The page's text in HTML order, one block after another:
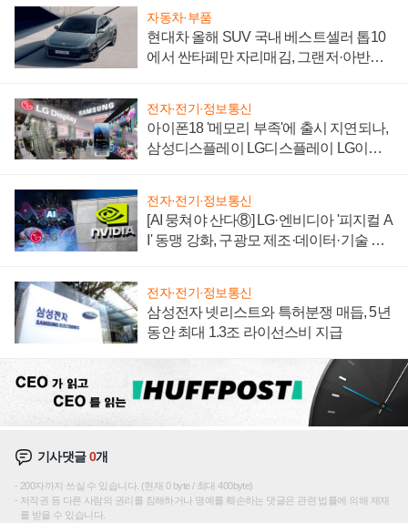
자동차·부품
현대차 올해 SUV 국내 베스트셀러 톱10
에서 싼타페만 자리매김, 그랜저·아반떼
전자·전기·정보통신
아이폰18 '메모리 부족'에 출시 지연되나,
삼성디스플레이 LG디스플레이 LG이노
전자·전기·정보통신
[AI 뭉쳐야 산다⑧] LG·엔비디아 '피지컬 A
I' 동맹 강화, 구광모 제조·데이터·기술 결
전자·전기·정보통신
삼성전자 넷리스트와 특허분쟁 매듭, 5년
동안 최대 1.3조 라이선스비 지급
기사댓글0개
200자까지 쓰실 수 있습니다. (현재 0 byte / 최대 400byte)
저작권 등 다른 사람의 권리를 침해하거나 명예를 훼손하는 댓글은 관련 법률에 의해 제재
를 받을 수 있습니다.